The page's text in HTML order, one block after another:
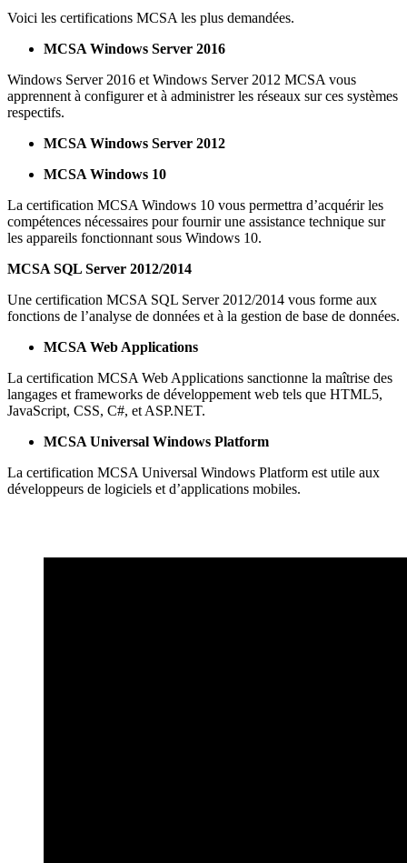
Voici les certifications MCSA les plus demandées.
MCSA Windows Server 2016
Windows Server 2016 et Windows Server 2012 MCSA vous
apprennent à configurer et à administrer les réseaux sur ces systèmes
respectifs.
MCSA Windows Server 2012
MCSA Windows 10
La certification MCSA Windows 10 vous permettra d’acquérir les
compétences nécessaires pour fournir une assistance technique sur
les appareils fonctionnant sous Windows 10.
MCSA SQL Server 2012/2014
Une certification MCSA SQL Server 2012/2014 vous forme aux
fonctions de l’analyse de données et à la gestion de base de données.
MCSA Web Applications
La certification MCSA Web Applications sanctionne la maîtrise des
langages et frameworks de développement web tels que HTML5,
JavaScript, CSS, C#, et ASP.NET.
MCSA Universal Windows Platform
La certification MCSA Universal Windows Platform est utile aux
développeurs de logiciels et d’applications mobiles.